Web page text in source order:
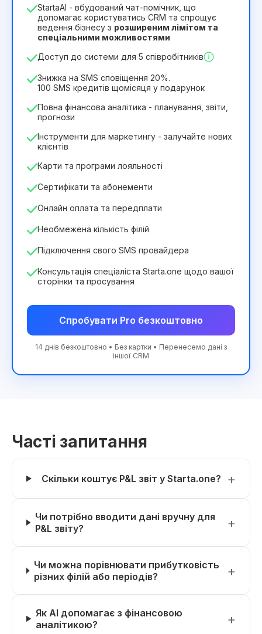
Тривалість ліцензії
12 Months (знижка -25%) Вигідний
349₴ 244₴ /місяць
StartaAI - вбудований чат-помічник, що
допомагає користуватись CRM та спрощує
ведення бізнесу з розширеним лімітом та
спеціальними можливостями
Доступ до системи для 5 співробітників
Знижка на SMS сповіщення 20%.
100 SMS кредитів щомісяця у подарунок
Повна фінансова аналітика - планування, звіти,
прогнози
Інструменти для маркетингу - залучайте нових
клієнтів
Карти та програми лояльності
Сертифікати та абонементи
Онлайн оплата та передплати
Необмежена кількість філій
Підключення свого SMS провайдера
Консультація спеціаліста Starta.one щодо вашої
сторінки та просування
Спробувати Pro безкоштовно
14 днів безкоштовно • Без картки • Перенесемо дані з
іншої CRM
Часті запитання
Скільки коштує P&L звіт у Starta.one?
Чи потрібно вводити дані вручну для
P&L звіту?
Чи можна порівнювати прибутковість
різних філій або періодів?
Як AI допомагає з фінансовою
аналітикою?